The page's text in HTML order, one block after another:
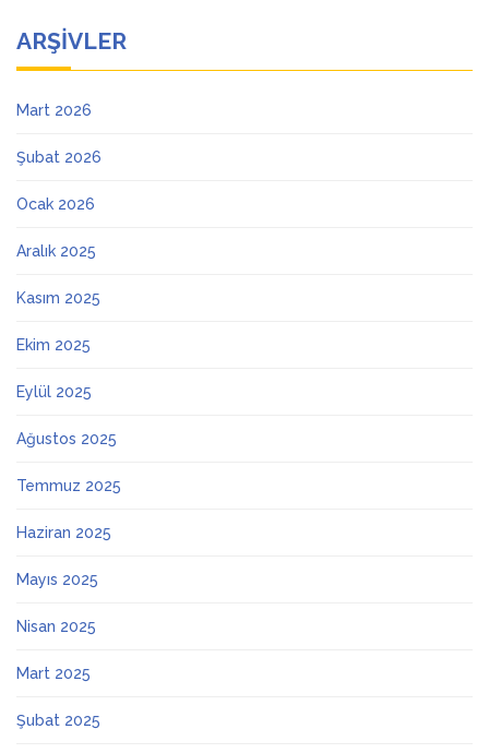
ARŞIVLER
Mart 2026
Şubat 2026
Ocak 2026
Aralık 2025
Kasım 2025
Ekim 2025
Eylül 2025
Ağustos 2025
Temmuz 2025
Haziran 2025
Mayıs 2025
Nisan 2025
Mart 2025
Şubat 2025